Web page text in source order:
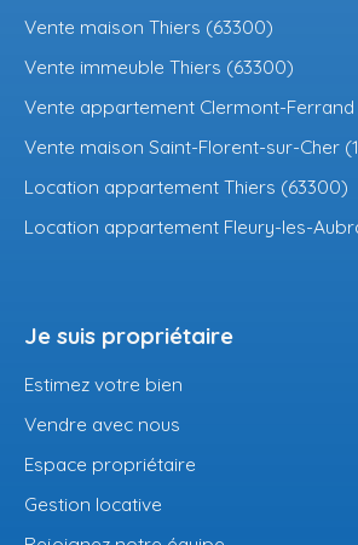
Vente maison Thiers (63300)
Vente immeuble Thiers (63300)
Vente appartement Clermont-
Vente maison Saint-Florent-sur-Cher
Location appartement Thiers (63300)
Location appartement Fleury-les-
Je suis propriétaire
Estimez votre bien
Vendre avec nous
Espace propriétaire
Gestion locative